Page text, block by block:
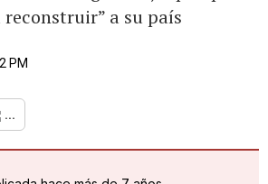
a su país
PM
...